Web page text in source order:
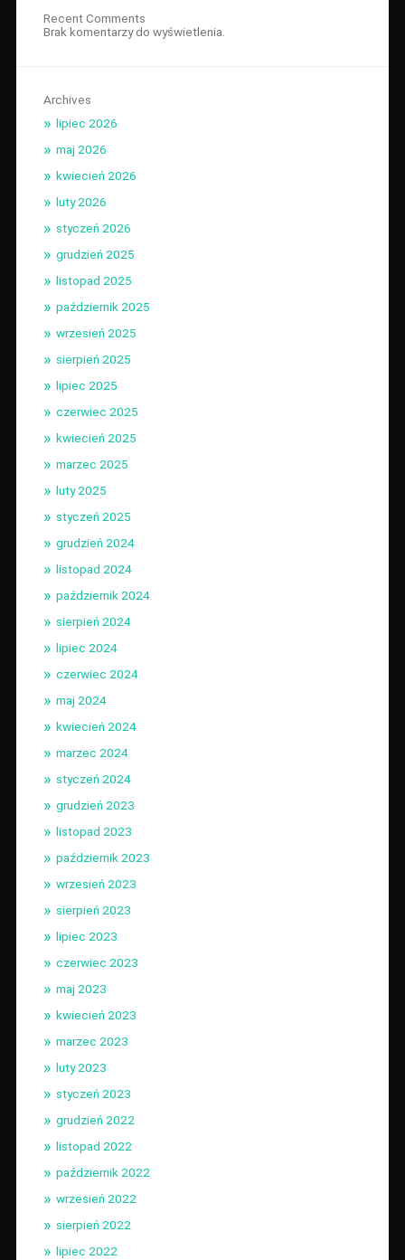
Recent Comments
Brak komentarzy do wyświetlenia.
Archives
lipiec 2026
maj 2026
kwiecień 2026
luty 2026
styczeń 2026
grudzień 2025
listopad 2025
październik 2025
wrzesień 2025
sierpień 2025
lipiec 2025
czerwiec 2025
kwiecień 2025
marzec 2025
luty 2025
styczeń 2025
grudzień 2024
listopad 2024
październik 2024
sierpień 2024
lipiec 2024
czerwiec 2024
maj 2024
kwiecień 2024
marzec 2024
styczeń 2024
grudzień 2023
listopad 2023
październik 2023
wrzesień 2023
sierpień 2023
lipiec 2023
czerwiec 2023
maj 2023
kwiecień 2023
marzec 2023
luty 2023
styczeń 2023
grudzień 2022
listopad 2022
październik 2022
wrzesień 2022
sierpień 2022
lipiec 2022